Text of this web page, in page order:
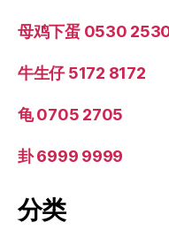
母鸡下蛋 0530
牛生仔 5172 8172
龟 0705 2705
卦 6999 9999
分类